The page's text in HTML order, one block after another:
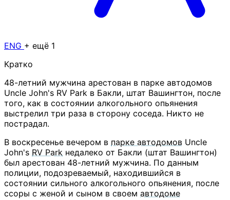
ENG + ещё 1
Кратко
48-летний мужчина арестован в парке автодомов
Uncle John's RV Park в Бакли, штат Вашингтон, после
того, как в состоянии алкогольного опьянения
выстрелил три раза в сторону соседа. Никто не
пострадал.
В воскресенье вечером в парке автодомов Uncle
John's RV Park недалеко от Бакли (штат Вашингтон)
был арестован 48-летний мужчина. По данным
полиции, подозреваемый, находившийся в
состоянии сильного алкогольного опьянения, после
ссоры с женой и сыном в своем автодоме